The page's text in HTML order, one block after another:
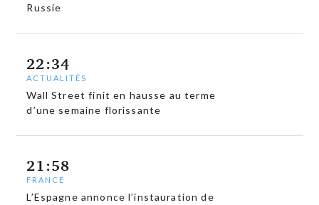
Russie
22:34
ACTUALITÉS
Wall Street finit en hausse au terme
d’une semaine florissante
21:58
FRANCE
L’Espagne annonce l’instauration de